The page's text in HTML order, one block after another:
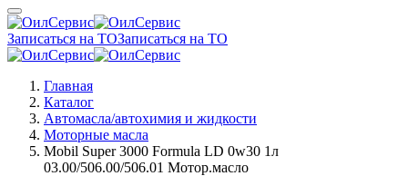
Записаться на ТОЗаписаться на ТО
Главная
Каталог
Автомасла/автохимия и жидкости
Моторные масла
Mobil Super 3000 Formula LD 0w30 1л
03.00/506.00/506.01 Мотор.масло